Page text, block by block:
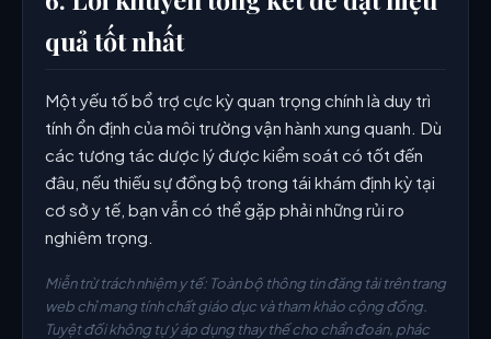
quả tốt nhất
Một yếu tố bổ trợ cực kỳ quan trọng chính là duy trì
tính ổn định của môi trường vận hành xung quanh. Dù
các tương tác dược lý được kiểm soát có tốt đến
đâu, nếu thiếu sự đồng bộ trong tái khám định kỳ tại
cơ sở y tế, bạn vẫn có thể gặp phải những rủi ro
nghiêm trọng.
Miễn trừ trách nhiệm y tế: Toàn bộ thông tin đăng tải trên trang
web chỉ mang tính chất giáo dục và tham khảo cộng đồng.
Tuyệt đối không tự ý áp dụng thay thế cho chẩn đoán, phác